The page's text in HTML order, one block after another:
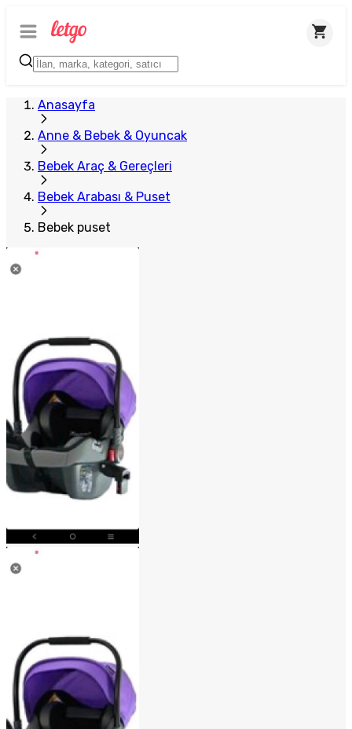
Anasayfa
Anne & Bebek & Oyuncak
Bebek Araç & Gereçleri
Bebek Arabası & Puset
Bebek puset